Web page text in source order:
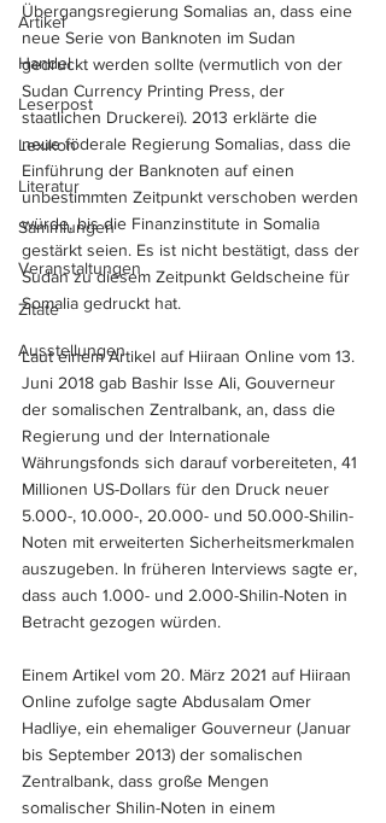
Artikel
Handel
Leserpost
Lexikon
Literatur
Sammlungen
Veranstaltungen
Zitate
Ausstellungen
Übergangsregierung Somalias an, dass eine
neue Serie von Banknoten im Sudan
gedruckt werden sollte (vermutlich von der
Sudan Currency Printing Press, der
staatlichen Druckerei). 2013 erklärte die
neue föderale Regierung Somalias, dass die
Einführung der Banknoten auf einen
unbestimmten Zeitpunkt verschoben werden
würde, bis die Finanzinstitute in Somalia
gestärkt seien. Es ist nicht bestätigt, dass der
Sudan zu diesem Zeitpunkt Geldscheine für
Somalia gedruckt hat.
Laut einem Artikel auf Hiiraan Online vom 13.
Juni 2018 gab Bashir Isse Ali, Gouverneur
der somalischen Zentralbank, an, dass die
Regierung und der Internationale
Währungsfonds sich darauf vorbereiteten, 41
Millionen US-Dollars für den Druck neuer
5.000-, 10.000-, 20.000- und 50.000-Shilin-
Noten mit erweiterten Sicherheitsmerkmalen
auszugeben. In früheren Interviews sagte er,
dass auch 1.000- und 2.000-Shilin-Noten in
Betracht gezogen würden.
Einem Artikel vom 20. März 2021 auf Hiiraan
Online zufolge sagte Abdusalam Omer
Hadliye, ein ehemaliger Gouverneur (Januar
bis September 2013) der somalischen
Zentralbank, dass große Mengen
somalischer Shilin-Noten in einem